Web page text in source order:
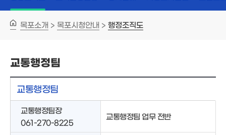
목포소개 > 목포시청안내 > 행정조직도
교통행정팀
교통행정팀
교통행정팀장
061-270-8225
교통행정팀 업무 전반